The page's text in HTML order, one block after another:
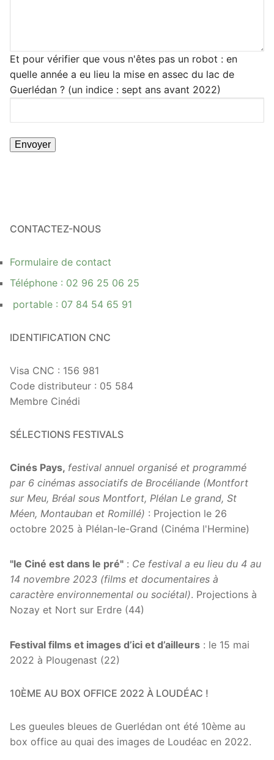
Et pour vérifier que vous n'êtes pas un robot : en
quelle année a eu lieu la mise en assec du lac de
Guerlédan ? (un indice : sept ans avant 2022)
CONTACTEZ-NOUS
Formulaire de contact
Téléphone : 02 96 25 06 25
portable : 07 84 54 65 91
IDENTIFICATION CNC
Visa CNC : 156 981
Code distributeur : 05 584
Membre Cinédi
SÉLECTIONS FESTIVALS
Cinés Pays, festival annuel organisé et programmé
par 6 cinémas associatifs de Brocéliande (Montfort
sur Meu, Bréal sous Montfort, Plélan Le grand, St
Méen, Montauban et Romillé) : Projection le 26
octobre 2025 à Plélan-le-Grand (Cinéma l'Hermine)
"le Ciné est dans le pré" : Ce festival a eu lieu du 4 au
14 novembre 2023 (films et documentaires à
caractère environnemental ou sociétal). Projections à
Nozay et Nort sur Erdre (44)
Festival films et images d’ici et d’ailleurs : le 15 mai
2022 à Plougenast (22)
10ÈME AU BOX OFFICE 2022 À LOUDÉAC !
Les gueules bleues de Guerlédan ont été 10ème au
box office au quai des images de Loudéac en 2022.